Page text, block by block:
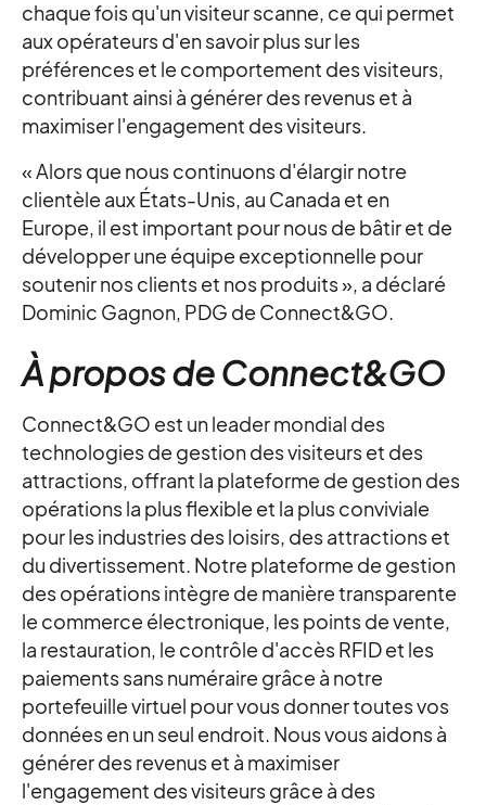
chaque fois qu'un visiteur scanne, ce qui permet
aux opérateurs d'en savoir plus sur les
préférences et le comportement des visiteurs,
contribuant ainsi à générer des revenus et à
maximiser l'engagement des visiteurs.
« Alors que nous continuons d'élargir notre
clientèle aux États-Unis, au Canada et en
Europe, il est important pour nous de bâtir et de
développer une équipe exceptionnelle pour
soutenir nos clients et nos produits », a déclaré
Dominic Gagnon, PDG de Connect&GO.
À propos de Connect&GO
Connect&GO est un leader mondial des
technologies de gestion des visiteurs et des
attractions, offrant la plateforme de gestion des
opérations la plus flexible et la plus conviviale
pour les industries des loisirs, des attractions et
du divertissement. Notre plateforme de gestion
des opérations intègre de manière transparente
le commerce électronique, les points de vente,
la restauration, le contrôle d'accès RFID et les
paiements sans numéraire grâce à notre
portefeuille virtuel pour vous donner toutes vos
données en un seul endroit. Nous vous aidons à
générer des revenus et à maximiser
l'engagement des visiteurs grâce à des